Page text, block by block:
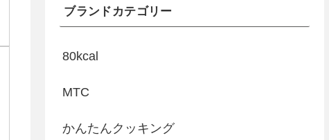
ブランドカテゴリー
80kcal
MTC
かんたんクッキング